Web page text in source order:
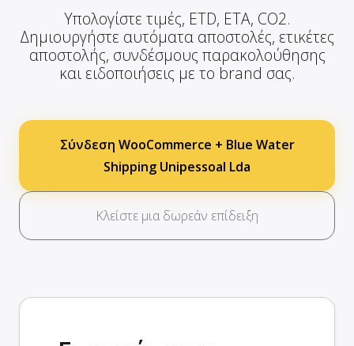
Υπολογίστε τιμές, ETD, ETA, CO2.
Δημιουργήστε αυτόματα αποστολές, ετικέτες
αποστολής, συνδέσμους παρακολούθησης
και ειδοποιήσεις με το brand σας.
Σύνδεση WooCommerce + Blue Water
Shipping Unipessoal Lda
Κλείστε μια δωρεάν επίδειξη